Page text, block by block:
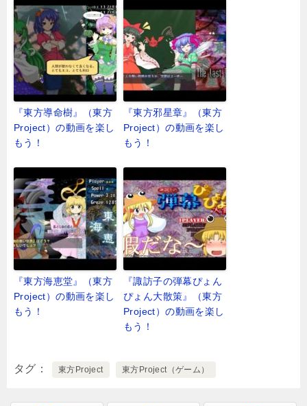
『東方導命樹』（東方
Project）の動画を楽し
もう！
『東方邪星章』（東方
Project）の動画を楽し
もう！
『東方海恵堂』（東方
Project）の動画を楽し
もう！
『諏訪子の弾幕ぴょん
ぴょん大散策』（東方
Project）の動画を楽し
もう！
タグ 東方Project 東方Project（ゲーム）